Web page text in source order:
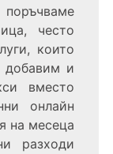
често
които
добавим и
вместо
онлайн
на месеца
разходи